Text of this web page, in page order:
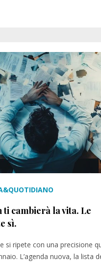
ti cambierà la vita. Le
sì.
si ripete con una precisione
L’agenda nuova, la lista